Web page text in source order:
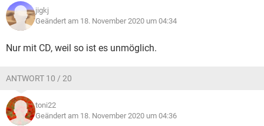
jigkj
Geändert am 18. November 2020 um 04:34
Nur mit CD, weil so ist es unmöglich.
ANTWORT 10 / 20
toni22
Geändert am 18. November 2020 um 04:36